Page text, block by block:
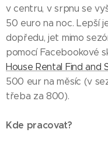
v centru, v srpnu se
50 euro na noc. Lepší
dopředu, jet mimo
pomocí Facebookové
House Rental Find and
500 eur na měsíc (v
třeba za 800).
Kde pracovat?